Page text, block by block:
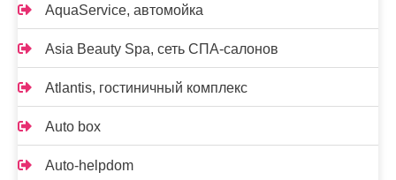
AquaService, автомойка
Asia Beauty Spa, сеть СПА-салонов
Atlantis, гостиничный комплекс
Auto box
Auto-helpdom